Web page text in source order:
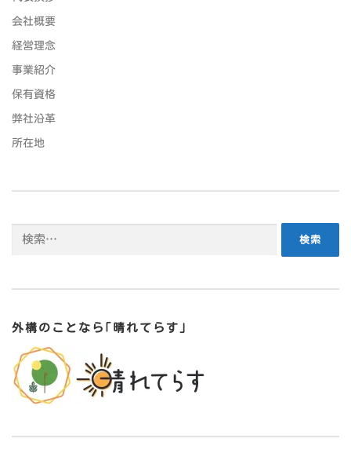
会社概要
経営理念
事業紹介
保有資格
弊社沿革
所在地
外構のことなら｢晴れてらす｣